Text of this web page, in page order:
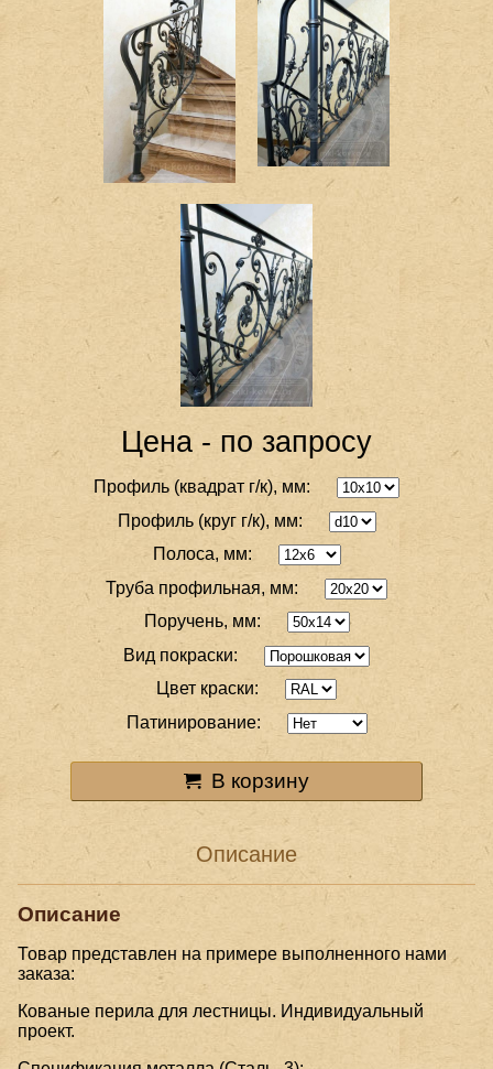
Цена - по запросу
Профиль (квадрат г/к), мм:
Профиль (круг г/к), мм:
Полоса, мм:
Труба профильная, мм:
Поручень, мм:
Вид покраски:
Цвет краски:
Патинирование:
В корзину
Описание
Описание
Товар представлен на примере выполненного нами
заказа:
Кованые перила для лестницы. Индивидуальный
проект.